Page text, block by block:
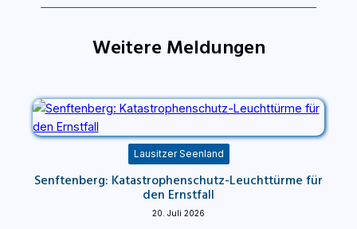
Weitere Meldungen
Lausitzer Seenland
Senftenberg: Katastrophenschutz-Leuchttürme für
den Ernstfall
20. Juli 2026